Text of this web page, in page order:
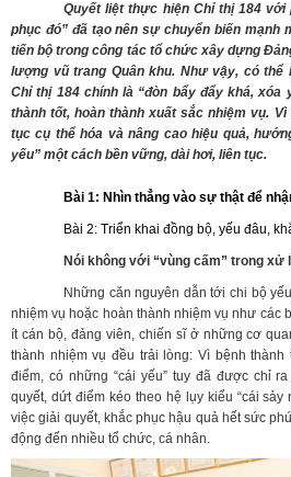
Quyết liệt thực hiện Chỉ thị 184
phục đó” đã tạo nên sự chuyển biến mạnh
tiến bộ trong công tác tổ chức xây dựng
lượng vũ trang Quân khu. Như vậy, có thể
Chỉ thị 184 chính là “đòn bẩy đẩy khá, xóa
thành tốt, hoàn thành xuất sắc nhiệm vụ.
tục cụ thể hóa và nâng cao hiệu quả,
yếu” một cách bền vững, dài hơi, liên tục.
Bài 1: Nhìn thẳng vào sự thật để
Bài 2: Triển khai đồng bộ, yếu đâu,
Nói không với “vùng cấm” trong xử
Những căn nguyên dẫn tới chi bộ
nhiệm vụ hoặc hoàn thành nhiệm vụ như các
ít cán bộ, đảng viên, chiến sĩ ở những cơ
thành nhiệm vụ đều trải lòng: Vì bệnh thành
điểm, có những “cái yếu” tuy đã được chỉ
quyết, dứt điểm kéo theo hệ lụy kiểu “cái
việc giải quyết, khắc phục hậu quả hết sức
động đến nhiều tổ chức, cá nhân.